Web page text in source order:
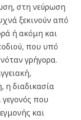
στη νεύρωση
ξεκινούν από
ή ακόμη και
που υπό
γρήγορα.
η διαδικασία
που
και